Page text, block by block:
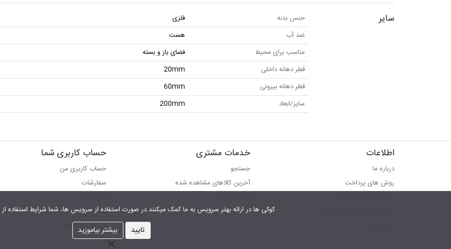
کوکی ها در ارائه بهتر سرویس‎ به ما کمک می‎کنند.در صورت استفاده از سرویس ها، شما شرایط استفاده از کوکی را پذیرفته اید.
تایید بیشتر بیاموزید
سایر جنس بدنه
فلزی
ضد آب
هست
مناسب برای محیط
فضای باز و بسته
قطر دهانه داخلی
20mm
قطر دهانه بیرونی
60mm
سایز/ابعاد
200mm
اطلاعات
درباره ما
روش های پرداخت
خدمات مشتری
جستجو
آخرین کالاهای مشاهده شده
حساب کاربری شما
حساب کاربری من
سفارشات
سبد خرید
لیست مورد علاقه